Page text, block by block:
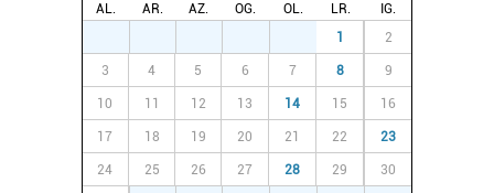
AL. AR. AZ. OG. OL. LR.
IG.
1 2
3 4 5 6 7 8 9
10 11 12 13 14 15 16
17 18 19 20 21 22 23
24 25 26 27 28 29 30